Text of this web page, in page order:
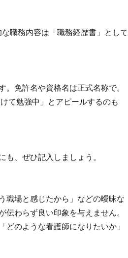
職務内容は「職務経歴書」として
免許名や資格名は正式名称で。
て勉強中」とアピールするのも
、ぜひ記入しましょう。
職場と感じたから」などの曖昧な
わらず良い印象を与えません。
のような看護師になりたいか」